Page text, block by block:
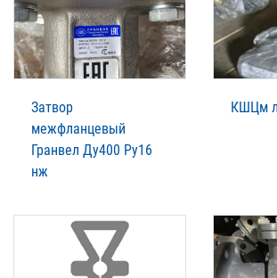
Затвор
межфланцевый
Гранвел Ду400 Ру16
нж
КШЦм